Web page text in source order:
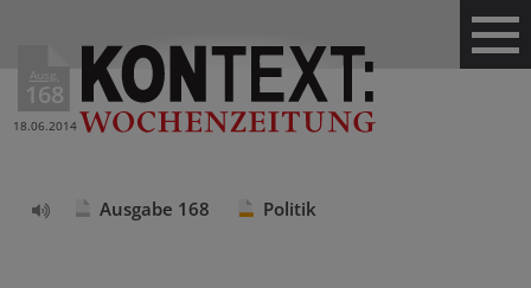
Ausg.
168
18.06.2014
Ausgabe 168 Politik